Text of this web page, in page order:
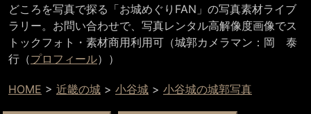
どころを写真で探る「お城めぐりFAN」の写真素材ライブ
ラリー。お問い合わせで、写真レンタル高解像度画像でス
トックフォト・素材商用利用可（城郭カメラマン：岡 泰
行（プロフィール））
HOME > 近畿の城 > 小谷城 > 小谷城の城郭写真